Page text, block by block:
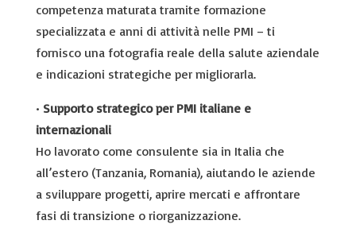
competenza maturata tramite formazione
specializzata e anni di attività nelle PMI – ti
fornisco una fotografia reale della salute aziendale
e indicazioni strategiche per migliorarla.
• Supporto strategico per PMI italiane e
internazionali
Ho lavorato come consulente sia in Italia che
all’estero (Tanzania, Romania), aiutando le aziende
a sviluppare progetti, aprire mercati e affrontare
fasi di transizione o riorganizzazione.